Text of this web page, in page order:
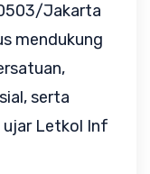
Jakarta
mendukung
serta
ujar Letkol Inf